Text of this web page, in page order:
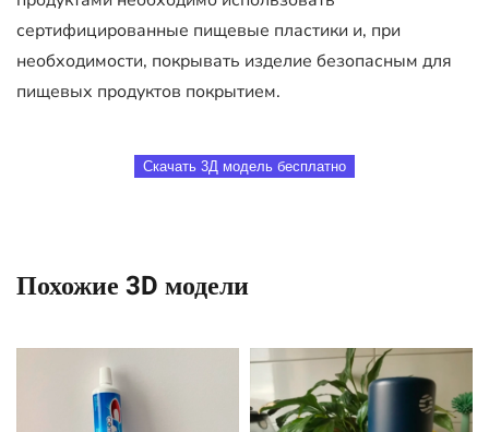
сертифицированные пищевые пластики и, при
необходимости, покрывать изделие безопасным для
пищевых продуктов покрытием.
Скачать 3Д модель бесплатно
Похожие 3D модели